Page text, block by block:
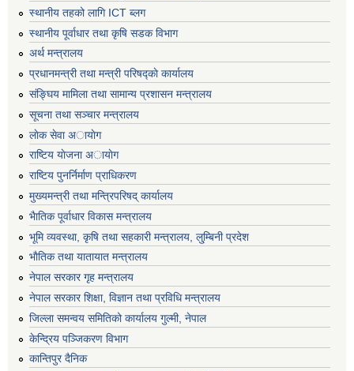
स्थानीय तहको लागि ICT ब्लग
स्थानीय पूर्वाधार तथा कृषि सडक विभाग
अर्थ मन्त्रालय
प्रधानमन्त्री तथा मन्त्री परिषद्काे कार्यालय
संङ्घिय मामिला तथा सामान्य प्रशासन मन्त्रालय
सूचना तथा सञ्चार मन्त्रालय
लाेक सेवा अायाेग
राष्टिय याेजना अायाेग
राष्टिय पुनर्निर्माण प्राधिकरण
मुख्यमन्त्री तथा मन्त्रिपरिषद् कार्यालय
भैातिक पूर्वाधार विकास मन्त्रालय
भूमि व्यवस्था, कृषि तथा सहकारी मन्त्रालय, लु्म्बिनी प्रदेश
भाैतिक तथा यातायात मन्त्रालय
नेपाल सरकार गृह मन्त्रालय
नेपाल सरकार शिक्षा, विज्ञान तथा प्रविधि मन्त्रालय
जिल्ला समन्वय समितिको कार्यालय गुल्मी, नेपाल
केन्द्रिय पञ्जिकरण विभाग
कान्तिपुर दैनिक